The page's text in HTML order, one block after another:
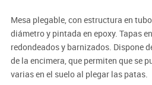
Mesa plegable, con estructura en
diámetro y pintada en epoxy. Tapas
redondeados y barnizados. Dispone
de la encimera, que permiten que se
varias en el suelo al plegar las patas.